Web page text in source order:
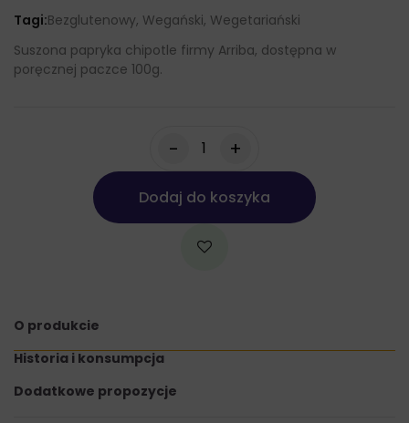
Tagi:Bezglutenowy, Wegański, Wegetariański
Suszona papryka chipotle firmy Arriba, dostępna w
poręcznej paczce 100g.
- +
Dodaj do koszyka
O produkcie
Historia i konsumpcja
Dodatkowe propozycje